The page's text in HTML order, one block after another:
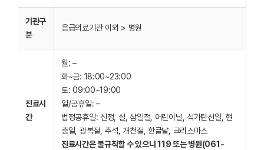
기관구
분
응급의료기관 이외 > 병원
진료시
간
월: –
화~금: 18:00~23:00
토: 09:00~19:00
일/공휴일: –
법정공휴일: 신정, 설, 삼일절, 어린이날, 석가탄신일, 현
충일, 광복절, 추석, 개천절, 한글날, 크리스마스
진료시간은 불규칙할 수 있으니 119 또는 병원(061-